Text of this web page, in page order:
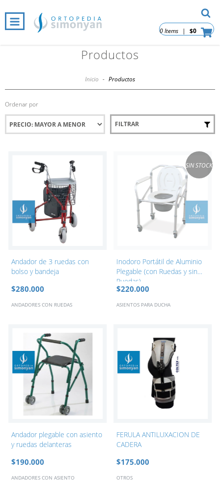
0 Items | $0
Productos
Inicio - Productos
Ordenar por
FILTRAR
Andador de 3 ruedas con
bolso y bandeja
$280.000
ANDADORES CON RUEDAS
SIN STOCK
Inodoro Portátil de Aluminio
Plegable (con Ruedas y sin
Ruedas)
$220.000
ASIENTOS PARA DUCHA
Andador plegable con asiento
y ruedas delanteras
$190.000
ANDADORES CON ASIENTO
FERULA ANTILUXACION DE
CADERA
$175.000
OTROS